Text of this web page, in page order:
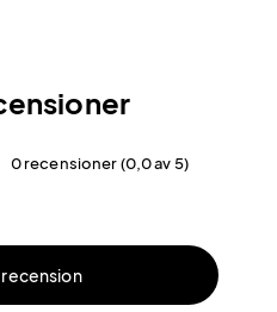
0 recensioner (0,0 av 5)
recension